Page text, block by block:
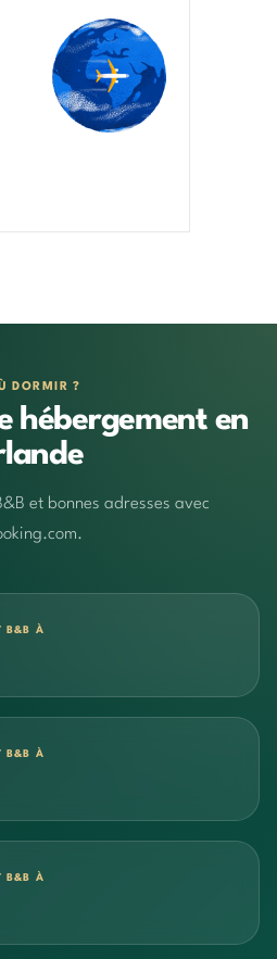
DORMIR ?
hébergement en
et bonnes adresses avec
B&B À
B&B À
B&B À